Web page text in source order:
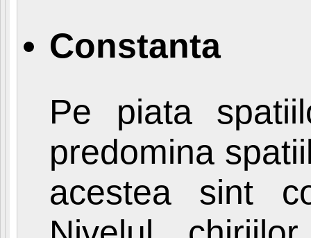
Constanta
Pe piata
predomina
acestea sint